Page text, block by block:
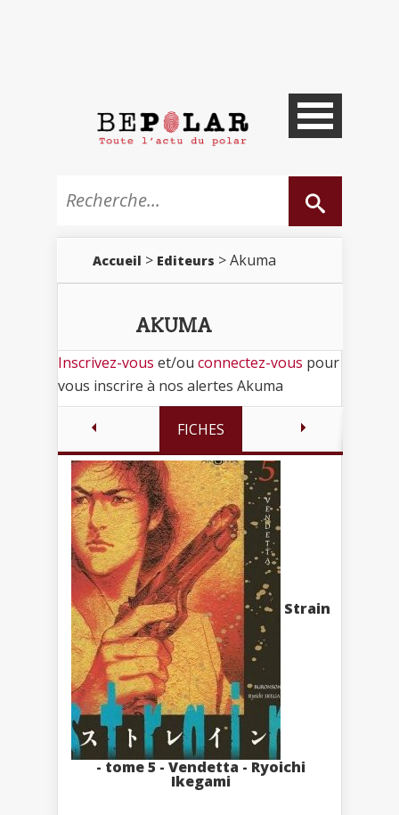
Accueil > Editeurs > Akuma
AKUMA
Inscrivez-vous et/ou connectez-vous pour
vous inscrire à nos alertes Akuma
FICHES
Strain
- tome 5 - Vendetta - Ryoichi
Ikegami